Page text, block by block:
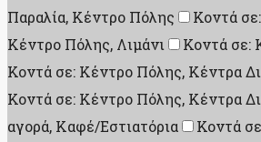
Παραλία, Κέντρο Πόλης
Κοντά
Κέντρο Πόλης, Λιμάνι
Κοντά σε:
Κοντά σε: Κέντρο Πόλης, Κέντρα
Κοντά σε: Κέντρο Πόλης, Κέντρα
αγορά, Καφέ/Εστιατόρια
Κοντά